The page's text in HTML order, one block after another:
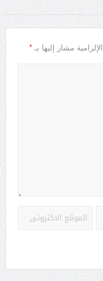
مشار إليها بـ *